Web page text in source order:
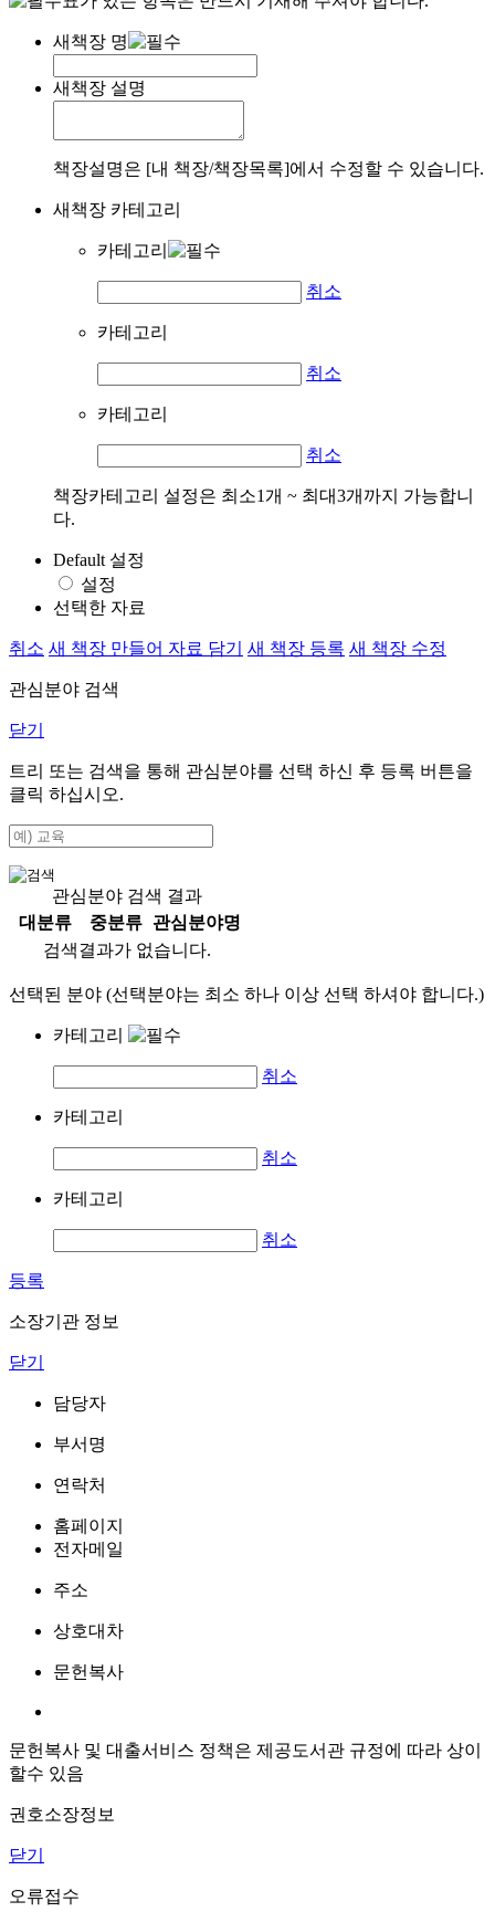
새책장 명
새책장 설명
책장설명은 [내 책장/책장목록]에서 수정할 수 있습니다.
새책장 카테고리
카테고리
취소
카테고리
취소
카테고리
취소
책장카테고리 설정은 최소1개 ~ 최대3개까지 가능합니
다.
Default 설정
설정
선택한 자료
취소 새 책장 만들어 자료 담기 새 책장 등록 새 책장 수정
관심분야 검색
닫기
트리 또는 검색을 통해 관심분야를 선택 하신 후 등록 버튼을
클릭 하십시오.
관심분야 검색 결과
대분류
중분류
관심분야명
검색결과가 없습니다.
선택된 분야 (선택분야는 최소 하나 이상 선택 하셔야 합니다.)
카테고리
취소
카테고리
취소
카테고리
취소
등록
소장기관 정보
닫기
담당자
부서명
연락처
홈페이지
전자메일
주소
상호대차
문헌복사
문헌복사 및 대출서비스 정책은 제공도서관 규정에 따라 상이
할수 있음
권호소장정보
닫기
오류접수